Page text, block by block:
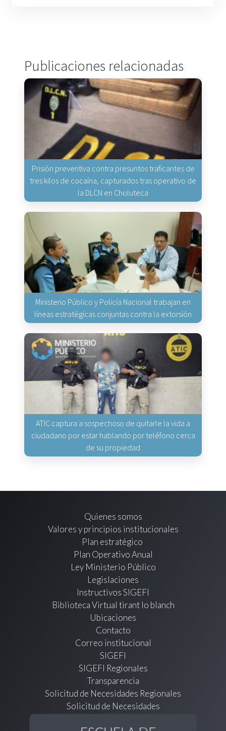
Publicaciones relacionadas
Prisión preventiva contra presuntos traficantes de
tres kilos de cocaína, capturados tras operativo de
la DLCN en Choluteca
Ministerio Público y Policía Nacional trabajan en
líneas estratégicas conjuntas contra la extorsión
ATIC captura a sospechoso de quitarle la vida a
ciudadano por estar hablando por teléfono cerca
de su propiedad
Quienes somos
Valores y principios institucionales
Plan estratégico
Plan Operativo Anual
Ley Ministerio Público
Legislaciones
Instructivos SIGEFI
Biblioteca Virtual tirant lo blanch
Ubicaciones
Contacto
Correo institucional
SIGEFI
SIGEFI Regionales
Transparencia
Solicitud de Necesidades Regionales
Solicitud de Necesidades